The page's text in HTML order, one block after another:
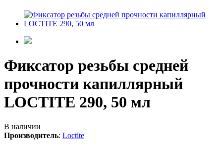
Фиксатор резьбы средней
прочности капиллярный
LOCTITE 290, 50 мл
В наличии
Производитель: Loctite